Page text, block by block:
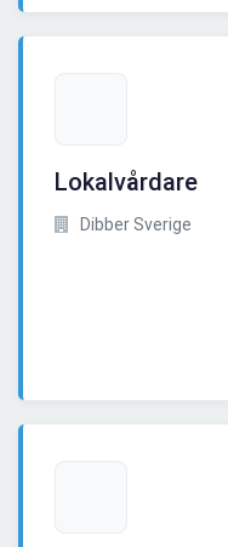
Lokalvårdare
Dibber Sverige